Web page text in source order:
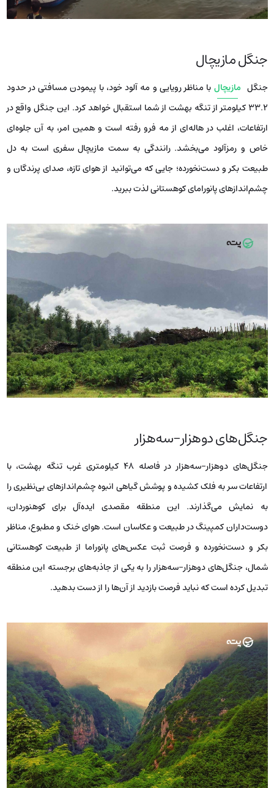
جنگل مازیچال
جنگل مازیچال با مناظر رویایی و مه آلود خود، با پیمودن مسافتی در حدود
۳۳.۲ کیلومتر از تنگه بهشت از شما استقبال خواهد کرد. این جنگل واقع در
ارتفاعات، اغلب در هاله‌ای از مه فرو رفته است و همین امر، به آن جلوه‌ای
خاص و رمزآلود می‌بخشد. رانندگی به سمت مازیچال سفری است به دل
طبیعت بکر و دست‌نخورده؛ جایی که می‌توانید از هوای تازه، صدای پرندگان و
چشم‌اندازهای پانورامای کوهستانی لذت ببرید.
جنگل‌های دوهزار-سه‌هزار
جنگل‌های دوهزار-سه‌هزار در فاصله ۴۸ کیلومتری غرب تنگه بهشت، با
ارتفاعات سر به فلک کشیده و پوشش گیاهی انبوه چشم‌اندازهای بی‌نظیری را
به نمایش می‌گذارند. این منطقه مقصدی ایده‌آل برای کوهنوردان،
دوست‌داران کمپینگ در طبیعت و عکاسان است. هوای خنک و مطبوع، مناظر
بکر و دست‌نخورده و فرصت ثبت عکس‌های پانوراما از طبیعت کوهستانی
شمال، جنگل‌های دوهزار-سه‌هزار را به یکی از جاذبه‌های برجسته این منطقه
تبدیل کرده است که نباید فرصت بازدید از آن‌ها را از دست بدهید.